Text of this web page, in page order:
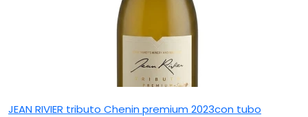
JEAN RIVIER tributo Chenin premium 2023con tubo